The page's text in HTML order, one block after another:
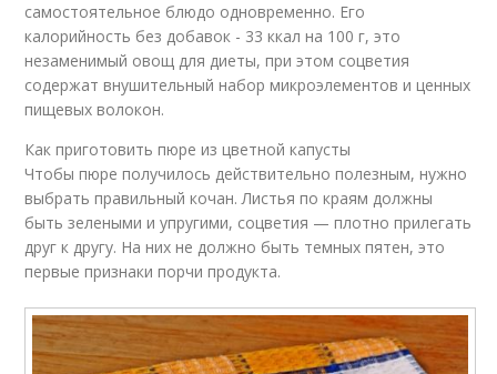
самостоятельное блюдо одновременно. Его
калорийность без добавок - 33 ккал на 100 г, это
незаменимый овощ для диеты, при этом соцветия
содержат внушительный набор микроэлементов и ценных
пищевых волокон.
Как приготовить пюре из цветной капусты
Чтобы пюре получилось действительно полезным, нужно
выбрать правильный кочан. Листья по краям должны
быть зелеными и упругими, соцветия — плотно прилегать
друг к другу. На них не должно быть темных пятен, это
первые признаки порчи продукта.